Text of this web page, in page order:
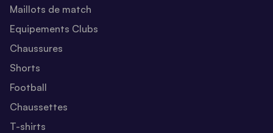
Maillots de match
Equipements Clubs
Chaussures
Shorts
Football
Chaussettes
T-shirts